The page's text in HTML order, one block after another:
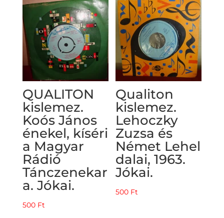
QUALITON
kislemez.
Koós János
énekel, kíséri
a Magyar
Rádió
Tánczenekar
a. Jókai.
500 Ft
Qualiton
kislemez.
Lehoczky
Zuzsa és
Német Lehel
dalai, 1963.
Jókai.
500 Ft